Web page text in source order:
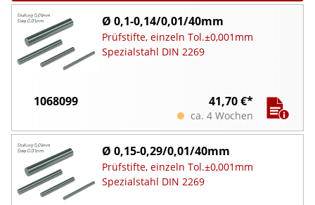
Ø 0,1-0,14/0,01/40mm
Prüfstifte, einzeln Tol.±0,001mm
Spezialstahl DIN 2269
1068099 41,70 €*
ca. 4 Wochen
Ø 0,15-0,29/0,01/40mm
Prüfstifte, einzeln Tol.±0,001mm
Spezialstahl DIN 2269